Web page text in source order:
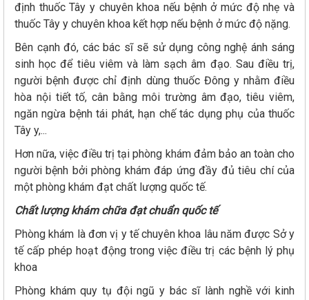
định thuốc Tây y chuyên khoa nếu bệnh ở mức độ nhẹ và
thuốc Tây y chuyên khoa kết hợp nếu bệnh ở mức độ nặng.
Bên cạnh đó, các bác sĩ sẽ sử dụng công nghệ ánh sáng
sinh học để tiêu viêm và làm sạch âm đạo. Sau điều trị,
người bệnh được chỉ định dùng thuốc Đông y nhằm điều
hòa nội tiết tố, cân bằng môi trường âm đạo, tiêu viêm,
ngăn ngừa bệnh tái phát, hạn chế tác dụng phụ của thuốc
Tây y,...
Hơn nữa, việc điều trị tại phòng khám đảm bảo an toàn cho
người bệnh bởi phòng khám đáp ứng đầy đủ tiêu chí của
một phòng khám đạt chất lượng quốc tế.
Chất lượng khám chữa đạt chuẩn quốc tế
Phòng khám là đơn vị y tế chuyên khoa lâu năm được Sở y
tế cấp phép hoạt động trong việc điều trị các bệnh lý phụ
khoa
Phòng khám quy tụ đội ngũ y bác sĩ lành nghề với kinh